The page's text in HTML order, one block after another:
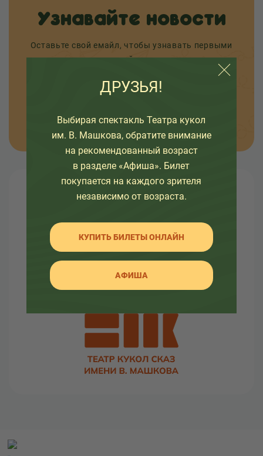
Узнавайте новости
Оставьте свой емайл, чтобы узнавать первыми
о премьерах спектаклей, наших проектах и
О театре
Узнайте как развивался театр в разное время, а
так же какие еще изменения ждут его.
Здесь вы так же найдете много интересной
информации об артистах театра и о закулисной
жизни.
ДРУЗЬЯ!
Выбирая спектакль Театра кукол
им. В. Машкова, обратите внимание
на рекомендованный возраст
в разделе «Афиша». Билет
покупается на каждого зрителя
независимо от возраста.
КУПИТЬ БИЛЕТЫ ОНЛАЙН
АФИША